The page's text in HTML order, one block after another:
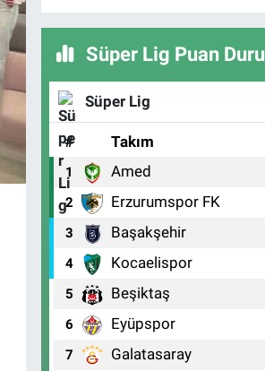
Süper Lig Puan
Süper Lig
# Takım
1 Amed
2 Erzurumspor FK
3 Başakşehir
4 Kocaelispor
5 Beşiktaş
6 Eyüpspor
7 Galatasaray